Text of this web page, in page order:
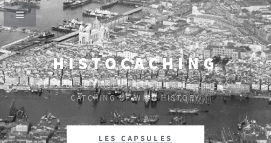
HISTOCACHING
SI CEUX-CI SE TAISENT, LES PIERRES CRIERONT.
CATCHING UP WITH HISTORY
LES CAPSULES